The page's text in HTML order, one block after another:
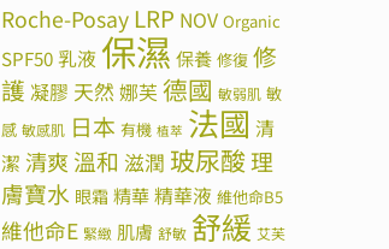
Roche-Posay LRP NOV Organic
SPF50 乳液 保濕 保養 修復 修
護 凝膠 天然 娜芙 德國 敏弱肌 敏
感 敏感肌 日本 有機 植萃 法國 清
潔 清爽 溫和 滋潤 玻尿酸理
膚寶水 眼霜 精華 精華液 維他命B5
維他命E 緊緻 肌膚 舒敏 舒緩 艾芙